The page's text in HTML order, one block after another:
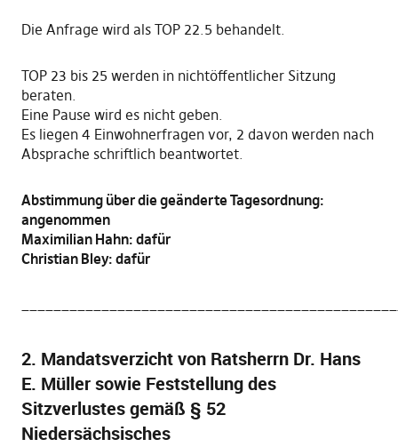
Die Anfrage wird als TOP 22.5 behandelt.
TOP 23 bis 25 werden in nichtöffentlicher Sitzung
beraten.
Eine Pause wird es nicht geben.
Es liegen 4 Einwohnerfragen vor, 2 davon werden nach
Absprache schriftlich beantwortet.
Abstimmung über die geänderte Tagesordnung:
angenommen
Maximilian Hahn: dafür
Christian Bley: dafür
2. Mandatsverzicht von Ratsherrn Dr. Hans
E. Müller sowie Feststellung des
Sitzverlustes gemäß § 52
Niedersächsisches